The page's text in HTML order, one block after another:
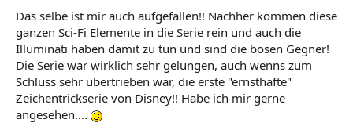
Das selbe ist mir auch aufgefallen!! Nachher kommen diese
ganzen Sci-Fi Elemente in die Serie rein und auch die
Illuminati haben damit zu tun und sind die bösen Gegner!
Die Serie war wirklich sehr gelungen, auch wenns zum
Schluss sehr übertrieben war, die erste "ernsthafte"
Zeichentrickserie von Disney!! Habe ich mir gerne
angesehen....